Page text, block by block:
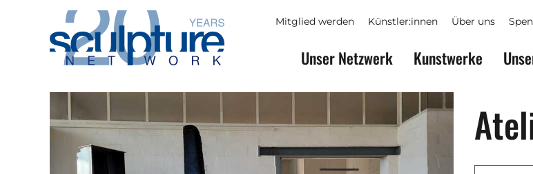
Skip to main content
Mitglied werden Künstler:innen Über uns
Unser Netzwerk Kunstwerke